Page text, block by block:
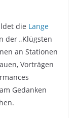
die Lange
der „Klügsten
an Stationen
Vorträgen
Gedanken